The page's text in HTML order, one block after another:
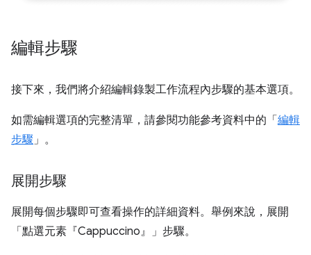
編輯步驟
接下來，我們將介紹編輯錄製工作流程內步驟的基本選項。
如需編輯選項的完整清單，請參閱功能參考資料中的「編輯
步驟 」。
展開步驟
展開每個步驟即可查看操作的詳細資料。舉例來說，展開
「點選元素『Cappuccino』」 步驟。